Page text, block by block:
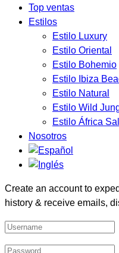
Top ventas
Estilos
Estilo Luxury
Estilo Oriental
Estilo Bohemio
Estilo Ibiza
Estilo Natural
Estilo Wild
Estilo África
Nosotros
Create an account to
history & receive emails,